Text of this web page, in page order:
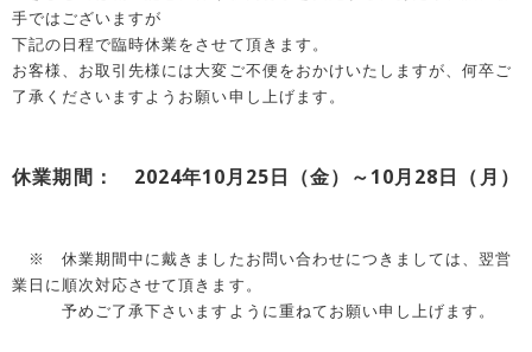
手ではございますが
下記の日程で臨時休業をさせて頂きます。
お客様、お取引先様には大変ご不便をおかけいたしますが、何卒ご
了承くださいますようお願い申し上げます。
休業期間： 2024年10月25日（金）～10月28日（月）
※ 休業期間中に戴きましたお問い合わせにつきましては、翌営
業日に順次対応させて頂きます。
予めご了承下さいますように重ねてお願い申し上げます。